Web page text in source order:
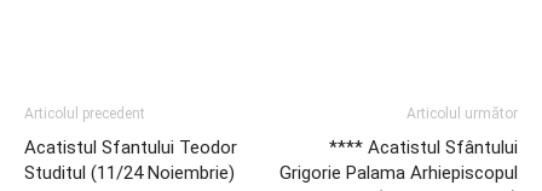
Articolul precedent
Acatistul Sfantului Teodor
Studitul (11/24 Noiembrie)
Articolul următor
**** Acatistul Sfântului
Grigorie Palama Arhiepiscopul